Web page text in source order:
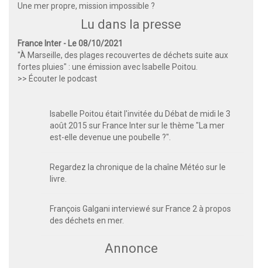
Une mer propre, mission impossible ?
Lu dans la presse
France Inter - Le 08/10/2021
"À Marseille, des plages recouvertes de déchets suite aux
fortes pluies" : une émission avec Isabelle Poitou.
>> Écouter le podcast
Isabelle Poitou était l'invitée du Débat de midi le 3
août 2015 sur France Inter sur le thème "La mer
est-elle devenue une poubelle ?".
Regardez la chronique de la chaîne Météo sur le
livre.
François Galgani interviewé sur France 2 à propos
des déchets en mer.
Annonce